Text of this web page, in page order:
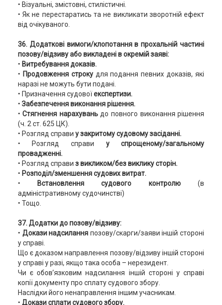
• Візуальні, змістовні, стилістичні.
• Як не перестаратись та не викликати зворотній ефект
від очікуваного.
36. Додаткові вимоги/клопотання в прохальній частині
позову/відзиву або викладені в окремій заяві:
• Витребування доказів.
• Продовження строкудля подання певних доказів, які
наразі не можуть бути подані.
• Призначення судовоїекспертизи.
• Забезпечення виконання рішення.
•Стягнення нарахуваньдо повного виконання рішення
(ч. 2 ст. 625 ЦК).
• Розгляд справи у закритому судовому засіданні.
• Розгляд справи у спрощеному/загальному
провадженні.
• Розгляд справи з викликом/без виклику сторін.
• Розподіл/зменшення судових витрат.
•
Встановлення судового контролю(в
адміністративному судочинстві)
• Тощо.
37. Додатки до позову/відзиву:
• Докази надсилання позову/скарги/заяви іншій стороні
у справі.
Що є доказом направлення позову/відзиву іншій стороні
у справі у разі, якщо така особа – нерезидент.
Чи є обов’язковим надсилання іншій стороні у справі
копії документу про сплату судового збору.
Наслідки його ненаправлення іншим учасникам.
• Докази сплати судового збору.